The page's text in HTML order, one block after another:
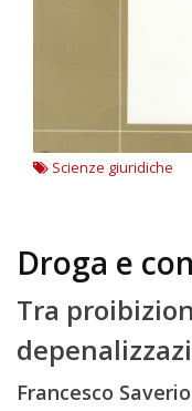
Scienze giuridiche
Droga e
Tra
Francesco